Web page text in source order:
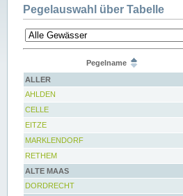
Pegelauswahl über Tabelle
Pegelname
ALLER
AHLDEN
CELLE
EITZE
MARKLENDORF
RETHEM
ALTE MAAS
DORDRECHT